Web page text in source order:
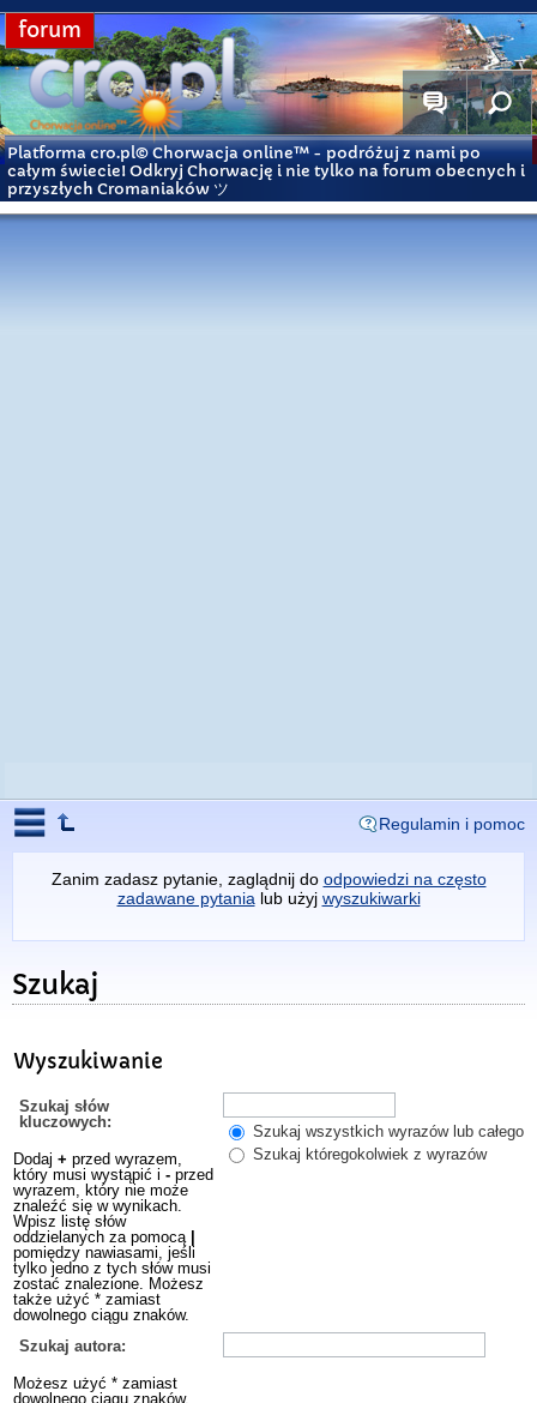
forum
Platforma cro.pl© Chorwacja online™ - podróżuj z nami po
całym świecie! Odkryj Chorwację i nie tylko na forum obecnych i
przyszłych Cromaniaków ツ
Regulamin i pomoc
Zanim zadasz pytanie, zaglądnij do odpowiedzi na często
zadawane pytania lub użyj wyszukiwarki
Szukaj
Wyszukiwanie
Szukaj słów
kluczowych:
Dodaj + przed wyrazem,
który musi wystąpić i - przed
wyrazem, który nie może
znaleźć się w wynikach.
Wpisz listę słów
oddzielanych za pomocą
pomiędzy nawiasami, jeśli
tylko jedno z tych słów musi
zostać znalezione. Możesz
także użyć * zamiast
dowolnego ciągu znaków.
Szukaj wszystkich wyrazów lub całego
Szukaj któregokolwiek z wyrazów
Szukaj autora:
Możesz użyć * zamiast
dowolnego ciągu znaków.